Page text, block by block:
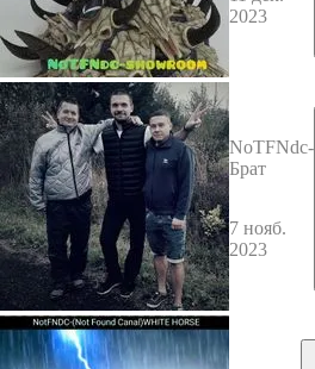
2023
NoTFNdc-
Брат
7 нояб.
2023